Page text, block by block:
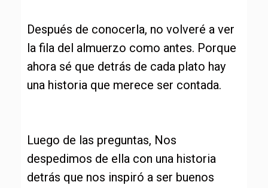
Después de conocerla, no volveré a ver
la fila del almuerzo como antes. Porque
ahora sé que detrás de cada plato hay
una historia que merece ser contada.
Luego de las preguntas, Nos
despedimos de ella con una historia
detrás que nos inspiró a ser buenos